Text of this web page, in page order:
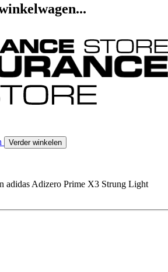
Verder winkelen
adidas Adizero Prime X3 Strung Light